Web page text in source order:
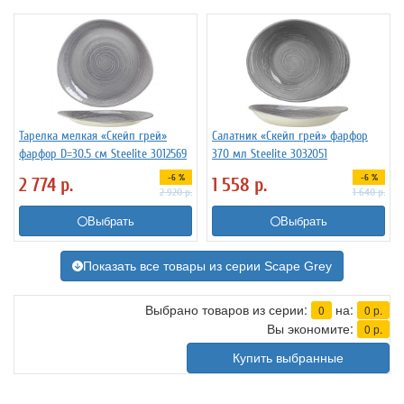
Тарелка мелкая «Скейп грей»
фарфор D=30.5 см Steelite 3012569
2 774 р. -6 %
2 920р.
Выбрать
Салатник «Скейп грей» фарфор
370 мл Steelite 3032051
1 558 р. -6 %
1 640р.
Выбрать
Показать все товары из серии Scape Grey
Выбрано товаров из серии: 0 на: 0 р.
Вы экономите: 0 р.
Купить выбранные